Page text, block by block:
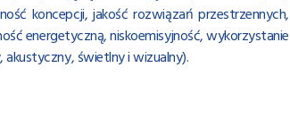
koncepcji, jakość rozwiązań przestrzennych,
energetyczną, niskoemisyjność, wykorzystanie
świetlny i wizualny).